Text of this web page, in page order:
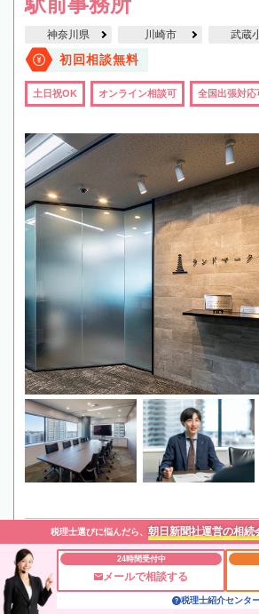
神奈川県 川崎市 武蔵
初回相談無料
土日祝OK オンライン相談可 全国出張対応
最寄駅 JR・東急電鉄「武蔵小杉駅」
所在地
〒211-0063 神奈川県川崎市中
蔵小杉タワープレイス14階
税理士選びに悩んだら、 朝日新聞社運営の相続
24時間受付中
メールで相談する
税理士紹介センタ